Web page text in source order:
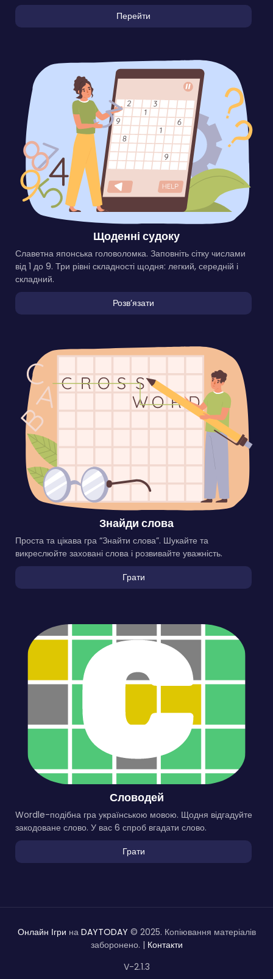
Перейти
Щоденні судоку
Славетна японська головоломка. Заповніть сітку числами
від 1 до 9. Три рівні складності щодня: легкий, середній і
складний.
Розвʼязати
Знайди слова
Проста та цікава гра “Знайти слова”. Шукайте та
викреслюйте заховані слова і розвивайте уважність.
Грати
Словодей
Wordle-подібна гра українською мовою. Щодня відгадуйте
закодоване слово. У вас 6 спроб вгадати слово.
Грати
Онлайн Ігри на DAYTODAY © 2025. Копіювання матеріалів
заборонено. | Контакти
V-2.1.3